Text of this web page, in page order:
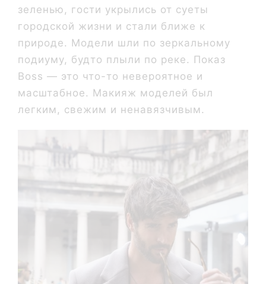
зеленью, гости укрылись от суеты
городской жизни и стали ближе к
природе. Модели шли по зеркальному
подиуму, будто плыли по реке. Показ
Boss — это что-то невероятное и
масштабное. Макияж моделей был
легким, свежим и ненавязчивым.